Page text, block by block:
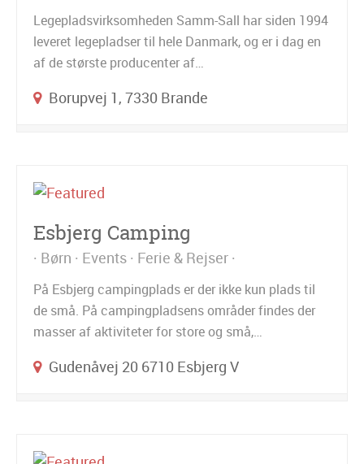
Legepladsvirksomheden Samm-Sall har siden 1994
leveret legepladser til hele Danmark, og er i dag en
af de største producenter af…
Borupvej 1, 7330 Brande
Esbjerg Camping
Børn Events Ferie & Rejser
På Esbjerg campingplads er der ikke kun plads til
de små. På campingpladsens områder findes der
masser af aktiviteter for store og små,…
Gudenåvej 20 6710 Esbjerg V